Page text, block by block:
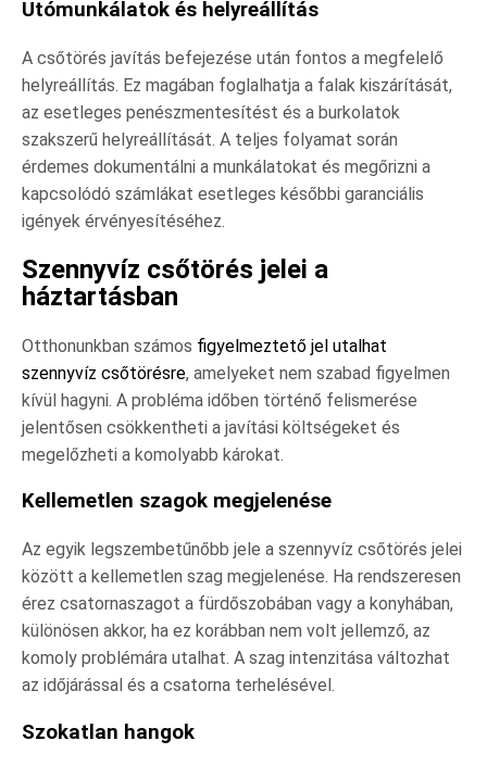
Utómunkálatok és helyreállítás
A csőtörés javítás befejezése után fontos a megfelelő
helyreállítás. Ez magában foglalhatja a falak kiszárítását,
az esetleges penészmentesítést és a burkolatok
szakszerű helyreállítását. A teljes folyamat során
érdemes dokumentálni a munkálatokat és megőrizni a
kapcsolódó számlákat esetleges későbbi garanciális
igények érvényesítéséhez.
Szennyvíz csőtörés jelei a
háztartásban
Otthonunkban számos figyelmeztető jel utalhat
szennyvíz csőtörésre, amelyeket nem szabad figyelmen
kívül hagyni. A probléma időben történő felismerése
jelentősen csökkentheti a javítási költségeket és
megelőzheti a komolyabb károkat.
Kellemetlen szagok megjelenése
Az egyik legszembetűnőbb jele a szennyvíz csőtörés jelei
között a kellemetlen szag megjelenése. Ha rendszeresen
érez csatornaszagot a fürdőszobában vagy a konyhában,
különösen akkor, ha ez korábban nem volt jellemző, az
komoly problémára utalhat. A szag intenzitása változhat
az időjárással és a csatorna terhelésével.
Szokatlan hangok